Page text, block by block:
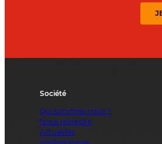
Société
Qui sommes-nous ?
Nous rejoindre
Actualités